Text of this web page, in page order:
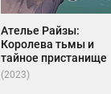
Ателье Райзы:
Королева тьмы и
тайное пристанище
(2023)